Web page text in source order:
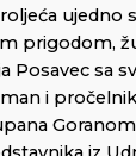
ujedno
prigodom,
Posavec sa
i